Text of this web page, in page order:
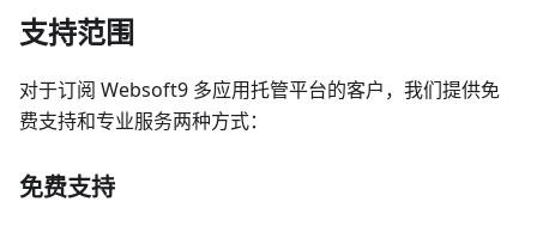
支持范围
对于订阅 Websoft9 多应用托管平台的客户，我们提供免
费支持和专业服务两种方式：
免费支持